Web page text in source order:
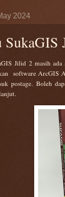
2024
SukaGIS
Jilid 2 masih ada
software ArcGIS
postage. Boleh